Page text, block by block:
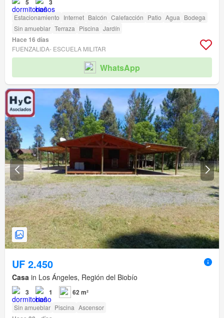
5 3
Estacionamiento Internet Balcón Calefacción Patio Agua Bodega
Sin amueblar Terraza Piscina Jardín
Hace 16 días
FUENZALIDA- ESCUELA MILITAR
WhatsApp
UF 2.450
Casa in Los Ángeles, Región del Biobío
3 1 62 m²
Sin amueblar Piscina Ascensor